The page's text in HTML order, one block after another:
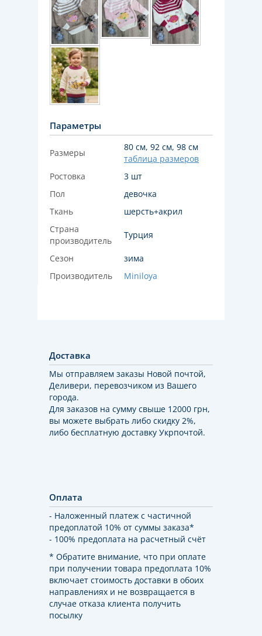
Параметры
Размеры
80 см, 92 см, 98 см
таблица размеров
Ростовка
3 шт
Пол
девочка
Ткань
шерсть+акрил
Страна
производитель
Турция
Сезон
зима
Производитель
Miniloya
Доставка
Мы отправляем заказы Новой почтой,
Деливери, перевозчиком из Вашего
города.
Для заказов на сумму свыше 12000 грн,
вы можете выбрать либо скидку 2%,
либо бесплатную доставку Укрпочтой.
Оплата
- Наложенный платеж с частичной
предоплатой 10% от суммы заказа*
- 100% предоплата на расчетный счёт
* Обратите внимание, что при оплате
при получении товара предоплата 10%
включает стоимость доставки в обоих
направлениях и не возвращается в
случае отказа клиента получить
посылку